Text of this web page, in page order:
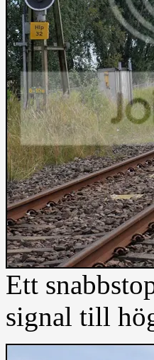
Ett
signal till